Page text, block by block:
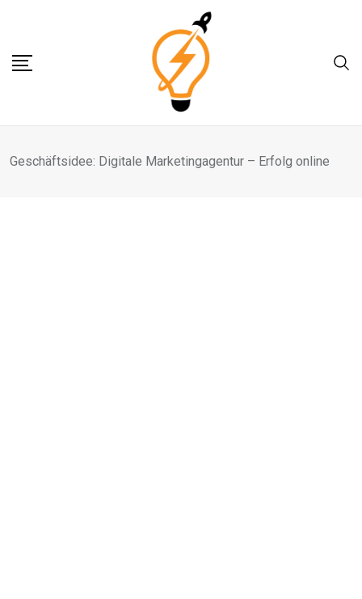
content
Geschäftsidee: Digitale Marketingagentur – Erfolg online